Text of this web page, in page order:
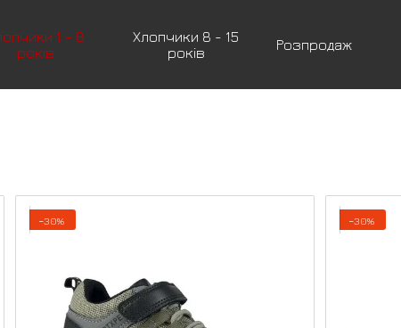
1 - 8
років
Хлопчики 8 - 15
років
Розпродаж
−30% −30%